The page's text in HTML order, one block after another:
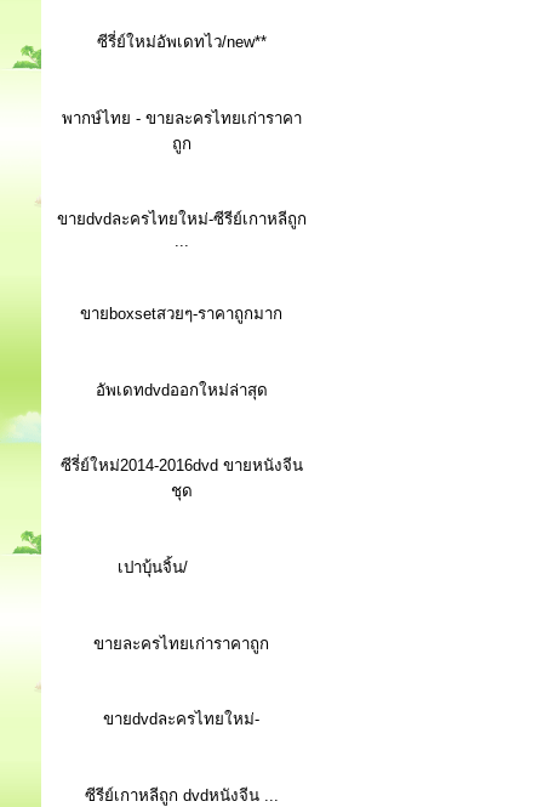
ซีรี่ย์ใหม่อัพเดทไว/new**
พากษ์ไทย - ขายละครไทยเก่าราคา
ถูก
ขายdvdละครไทยใหม่-ซีรีย์เกาหลีถูก
...
ขายboxsetสวยๆ-ราคาถูกมาก
อัพเดทdvdออกใหม่ล่าสุด
ซีรี่ย์ใหม่2014-2016dvd ขายหนังจีน
ชุด
เปาบุ้นจิ้น/
ขายละครไทยเก่าราคาถูก
ขายdvdละครไทยใหม่-
ซีรีย์เกาหลีถูก dvdหนังจีน ...